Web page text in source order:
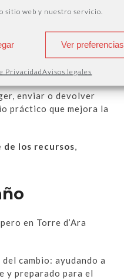
sitio web y nuestro servicio.
Ver preferencias
PrivacidadAvisos legales
más sostenible.
enviar o devolver
práctico que mejora la
de los recursos,
en Torre d’Ara
cambio: ayudando a
y preparado para el